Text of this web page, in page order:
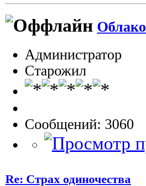
Облако
Администратор
Старожил
Сообщений: 3060
Re: Страх одиночества